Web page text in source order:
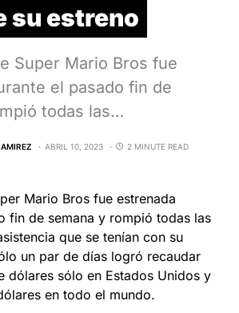
su estreno
Super Mario Bros fue
el pasado fin de
todas las…
ABRIL 10, 2023 2 MINUTE READ
Mario Bros fue estrenada
fin de semana y rompió todas las
que se tenían con su
un par de días logró recaudar
dólares sólo en Estados Unidos y
en todo el mundo.